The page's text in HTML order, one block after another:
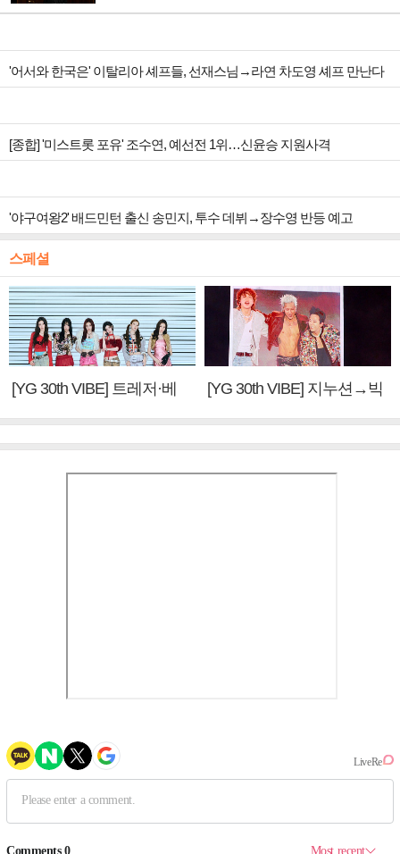
'어서와 한국은' 이탈리아 셰프들, 선재스님→라연 차도영 셰프 만난다
[종합] '미스트롯 포유' 조수연, 예선전 1위…신윤승 지원사격
'야구여왕2' 배드민턴 출신 송민지, 투수 데뷔→장수영 반등 예고
스페셜
[YG 30th VIBE] 트레저·베
[YG 30th VIBE] 지누션→빅